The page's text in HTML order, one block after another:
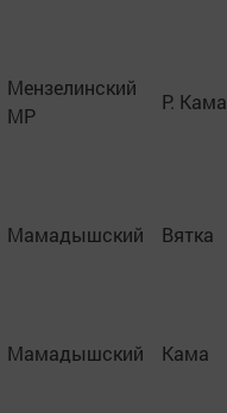
Мензелинский
МР
Р. Кама
Мамадышский Вятка
Мамадышский Кама